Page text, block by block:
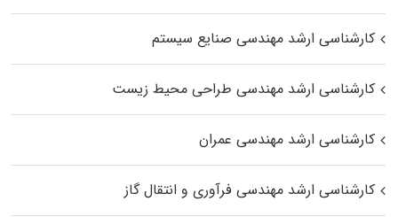
کارشناسی ارشد مهندسی صنایع سیستم
کارشناسی ارشد مهندسی طراحی محیط زیست
کارشناسی ارشد مهندسی عمران
کارشناسی ارشد مهندسی فرآوری و انتقال گاز